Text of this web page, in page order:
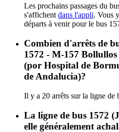
Les prochains passages du
s'affichent dans l'appli. Vous
départs à venir pour le bus
Combien d'arrêts de
1572 - M-157
(por Hospital de
de Andalucia)?
Il y a 20 arrêts sur la ligne de
La ligne de bus 1572
elle généralement